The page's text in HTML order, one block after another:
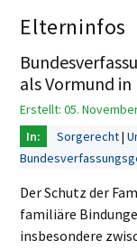
Elterninfos
als Vormund
Erstellt: 05.
Sorgerecht
Der Schutz der
familiäre
insbesondere